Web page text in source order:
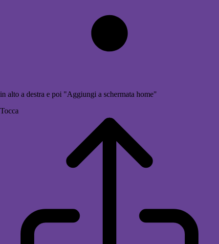
in alto a destra e poi "Aggiungi a schermata home"
Tocca